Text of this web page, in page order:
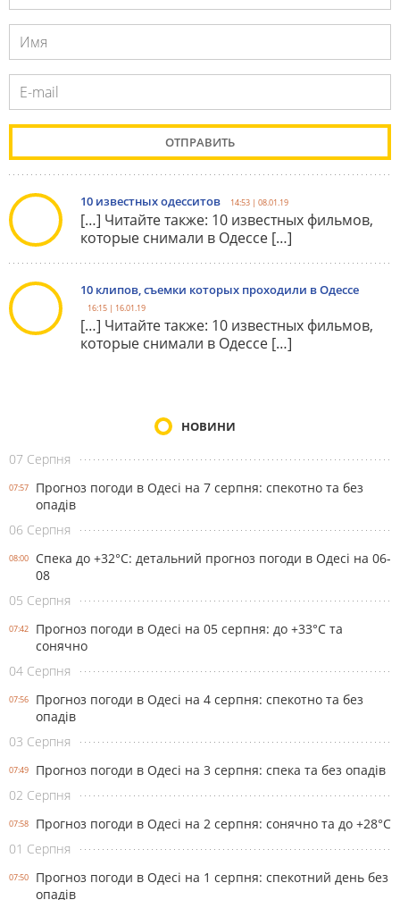
10 известных одесситов 14:53 | 08.01.19
[…] Читайте также: 10 известных фильмов,
которые снимали в Одессе […]
10 клипов, съемки которых проходили в Одессе
16:15 | 16.01.19
[…] Читайте также: 10 известных фильмов,
которые снимали в Одессе […]
НОВИНИ
07 Серпня
07:57
Прогноз погоди в Одесі на 7 серпня: спекотно та без
опадів
06 Серпня
08:00
Спека до +32°С: детальний прогноз погоди в Одесі на 06-
08
05 Серпня
07:42
Прогноз погоди в Одесі на 05 серпня: до +33°С та
сонячно
04 Серпня
07:56
Прогноз погоди в Одесі на 4 серпня: спекотно та без
опадів
03 Серпня
07:49
Прогноз погоди в Одесі на 3 серпня: спека та без опадів
02 Серпня
07:58
Прогноз погоди в Одесі на 2 серпня: сонячно та до +28°С
01 Серпня
07:50
Прогноз погоди в Одесі на 1 серпня: спекотний день без
опадів